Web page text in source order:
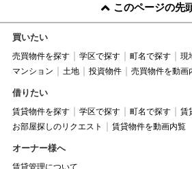
このページの先
買いたい
売買物件を探す 学区で探す 町名で探す 現
マンション
土地 投資物件 売買物件を動画
借りたい
賃貸物件を探す 学区で探す 町名で探す
賃
お部屋探しのリクエスト
賃貸物件を動画内覧
オーナー様へ
賃貸管理について